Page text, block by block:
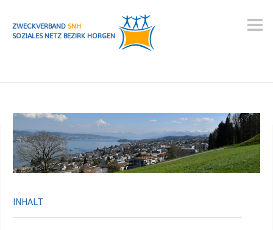
ZWECKVERBAND SNH
SOZIALES NETZ BEZIRK HORGEN
INHALT